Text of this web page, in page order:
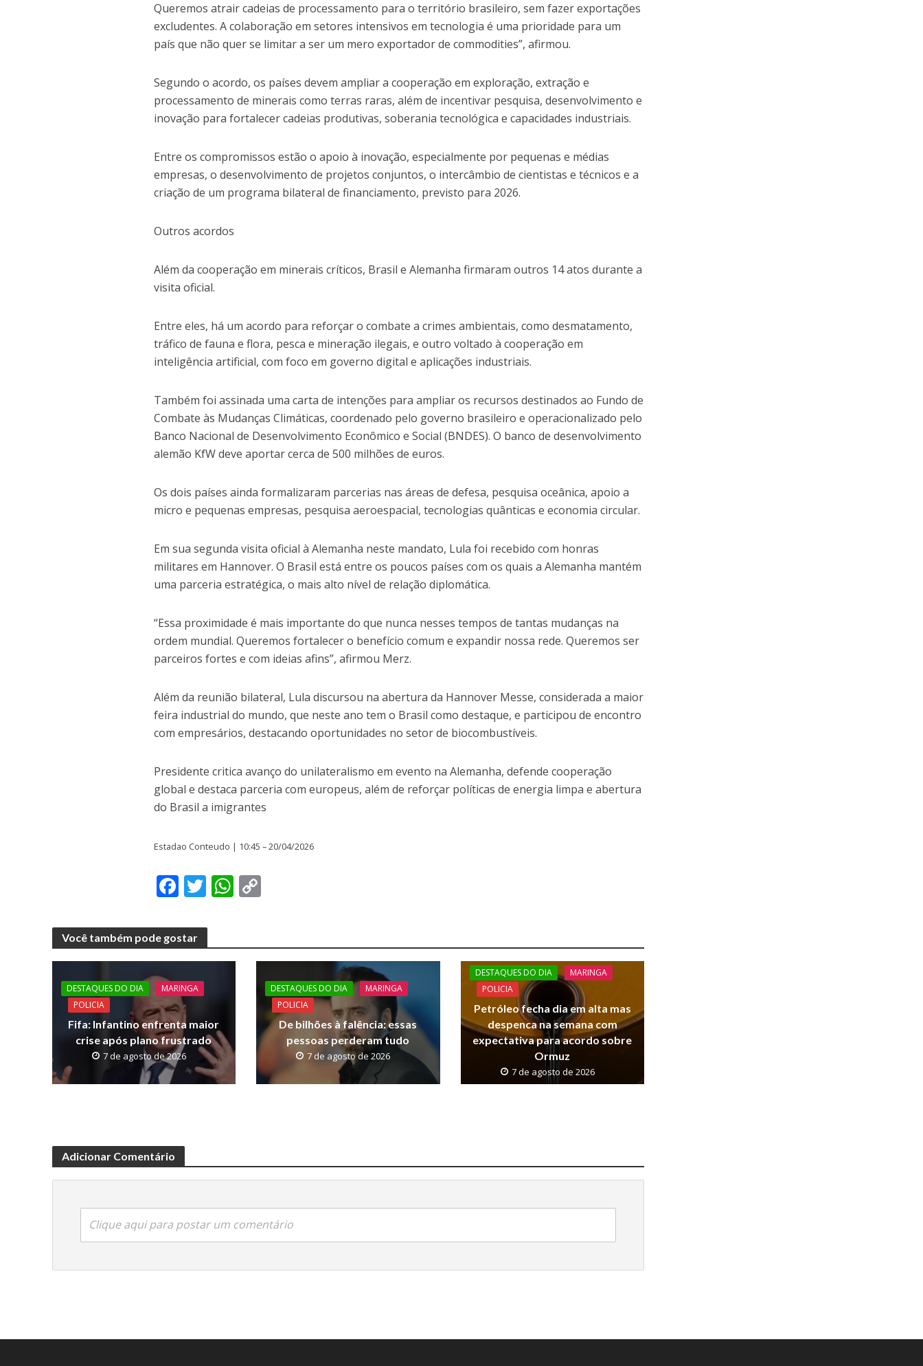
Queremos atrair cadeias de processamento para o território brasileiro, sem fazer exportações
excludentes. A colaboração em setores intensivos em tecnologia é uma prioridade para um
país que não quer se limitar a ser um mero exportador de commodities”, afirmou.
Segundo o acordo, os países devem ampliar a cooperação em exploração, extração e
processamento de minerais como terras raras, além de incentivar pesquisa, desenvolvimento e
inovação para fortalecer cadeias produtivas, soberania tecnológica e capacidades industriais.
Entre os compromissos estão o apoio à inovação, especialmente por pequenas e médias
empresas, o desenvolvimento de projetos conjuntos, o intercâmbio de cientistas e técnicos e a
criação de um programa bilateral de financiamento, previsto para 2026.
Outros acordos
Além da cooperação em minerais críticos, Brasil e Alemanha firmaram outros 14 atos durante a
visita oficial.
Entre eles, há um acordo para reforçar o combate a crimes ambientais, como desmatamento,
tráfico de fauna e flora, pesca e mineração ilegais, e outro voltado à cooperação em
inteligência artificial, com foco em governo digital e aplicações industriais.
Também foi assinada uma carta de intenções para ampliar os recursos destinados ao Fundo de
Combate às Mudanças Climáticas, coordenado pelo governo brasileiro e operacionalizado pelo
Banco Nacional de Desenvolvimento Econômico e Social (BNDES). O banco de desenvolvimento
alemão KfW deve aportar cerca de 500 milhões de euros.
Os dois países ainda formalizaram parcerias nas áreas de defesa, pesquisa oceânica, apoio a
micro e pequenas empresas, pesquisa aeroespacial, tecnologias quânticas e economia circular.
Em sua segunda visita oficial à Alemanha neste mandato, Lula foi recebido com honras
militares em Hannover. O Brasil está entre os poucos países com os quais a Alemanha mantém
uma parceria estratégica, o mais alto nível de relação diplomática.
“Essa proximidade é mais importante do que nunca nesses tempos de tantas mudanças na
ordem mundial. Queremos fortalecer o benefício comum e expandir nossa rede. Queremos ser
parceiros fortes e com ideias afins”, afirmou Merz.
Além da reunião bilateral, Lula discursou na abertura da Hannover Messe, considerada a maior
feira industrial do mundo, que neste ano tem o Brasil como destaque, e participou de encontro
com empresários, destacando oportunidades no setor de biocombustíveis.
Presidente critica avanço do unilateralismo em evento na Alemanha, defende cooperação
global e destaca parceria com europeus, além de reforçar políticas de energia limpa e abertura
do Brasil a imigrantes
Estadao Conteudo | 10:45 – 20/04/2026
F
e
b
o
o
k
T
itt
er
W
s y
Li
n
k
Você também pode gostar
DESTAQUES DO DIA
MARINGA
POLICIA
Fifa: Infantino enfrenta maior
crise após plano frustrado
7 de agosto de 2026
DESTAQUES DO DIA
MARINGA
POLICIA
De bilhões à falência: essas
pessoas perderam tudo
7 de agosto de 2026
DESTAQUES DO DIA
MARINGA
POLICIA
Petróleo fecha dia em alta mas
despenca na semana com
expectativa para acordo sobre
Ormuz
7 de agosto de 2026
Adicionar Comentário
Clique aqui para postar um comentário